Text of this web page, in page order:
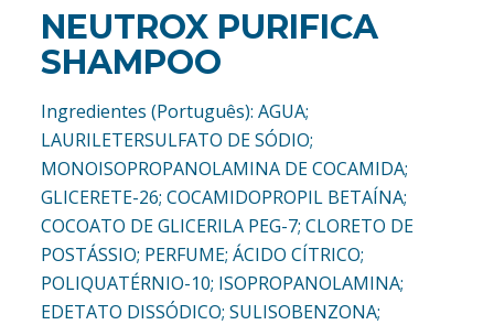
NEUTROX PURIFICA
SHAMPOO
Ingredientes (Português): AGUA;
LAURILETERSULFATO DE SÓDIO;
MONOISOPROPANOLAMINA DE COCAMIDA;
GLICERETE-26; COCAMIDOPROPIL BETAÍNA;
COCOATO DE GLICERILA PEG-7; CLORETO DE
POSTÁSSIO; PERFUME; ÁCIDO CÍTRICO;
POLIQUATÉRNIO-10; ISOPROPANOLAMINA;
EDETATO DISSÓDICO; SULISOBENZONA;